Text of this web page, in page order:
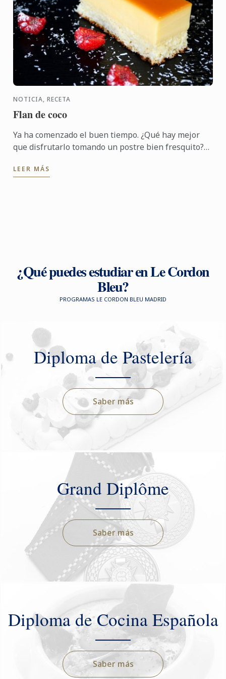
NOTICIA, RECETA
Flan de coco
Ya ha comenzado el buen tiempo. ¿Qué hay mejor
que disfrutarlo tomando un postre bien fresquito?
¿Te animas?
LEER MÁS
¿Qué puedes estudiar en Le Cordon
Bleu?
PROGRAMAS LE CORDON BLEU MADRID
Diploma de Pastelería
Saber más
Grand Diplôme
Saber más
Diploma de Cocina Española
Saber más